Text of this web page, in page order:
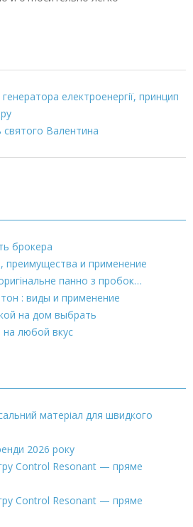
електроенергії, принцип
святого Валентина
брокера
преимущества и применение
панно з пробок…
: виды и применение
на дом выбрать
любой вкус
матеріал для швидкого
2026 року
Control Resonant — пряме
Control Resonant — пряме